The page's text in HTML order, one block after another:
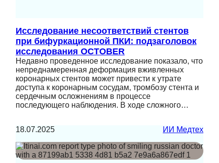
Исследование несоответствий стентов
при бифуркационной ПКИ: подзаголовок
исследования OCTOBER
Недавно проведенное исследование показало, что
непреднамеренная деформация вживленных
коронарных стентов может привести к утрате
доступа к коронарным сосудам, тромбозу стента и
сердечным осложнениям в процессе
последующего наблюдения. В ходе сложного…
18.07.2025 ИИ Медтех